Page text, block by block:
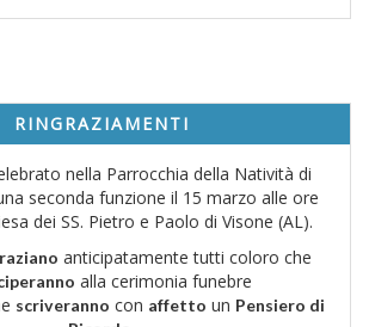
RINGRAZIAMENTI
nella Parrocchia della Natività di
seconda funzione il 15 marzo alle ore
dei SS. Pietro e Paolo di Visone (AL).
anticipatamente tutti coloro che
alla cerimonia funebre
scriveranno con affetto un Pensiero di